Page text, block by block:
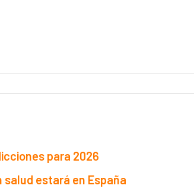
para 2026
estará en España